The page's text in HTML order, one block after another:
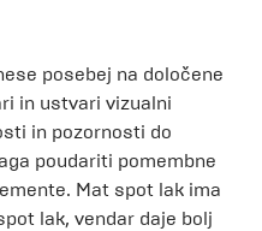
posebej na določene
in ustvari vizualni
in pozornosti do
poudariti pomembne
Mat spot lak ima
lak, vendar daje bolj